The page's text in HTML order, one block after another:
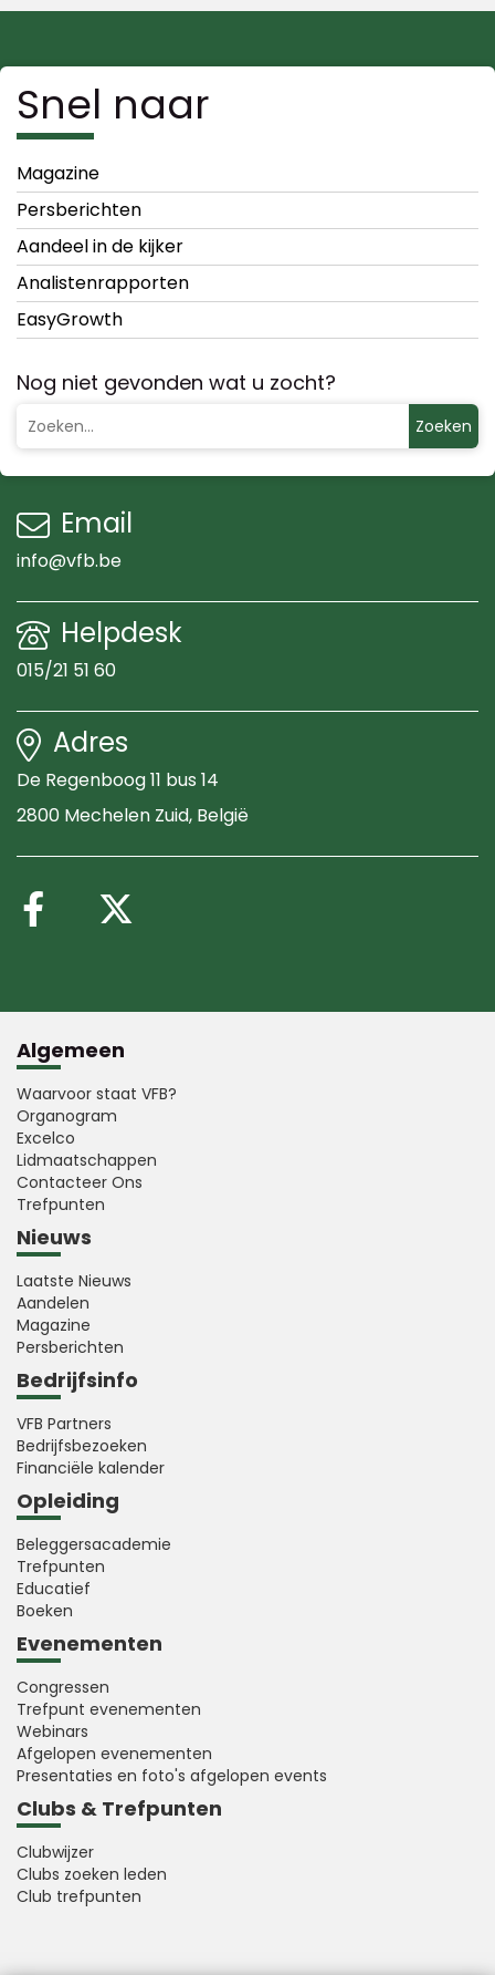
Snel naar
Magazine
Persberichten
Aandeel in de kijker
Analistenrapporten
EasyGrowth
Nog niet gevonden wat u zocht?
Zoeken
Email
info@vfb.be
Helpdesk
015/21 51 60
Adres
De Regenboog 11 bus 14
2800 Mechelen Zuid, België
Volg ons op Facebook
Algemeen
Waarvoor staat VFB?
Organogram
Excelco
Lidmaatschappen
Contacteer Ons
Trefpunten
Nieuws
Laatste Nieuws
Aandelen
Magazine
Persberichten
Bedrijfsinfo
VFB Partners
Bedrijfsbezoeken
Financiële kalender
Opleiding
Beleggersacademie
Trefpunten
Educatief
Boeken
Evenementen
Congressen
Trefpunt evenementen
Webinars
Afgelopen evenementen
Presentaties en foto's afgelopen events
Clubs & Trefpunten
Clubwijzer
Clubs zoeken leden
Club trefpunten